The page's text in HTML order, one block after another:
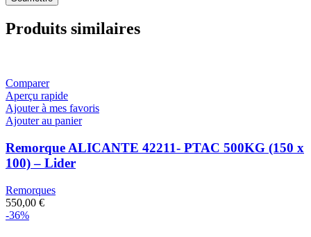
Produits similaires
Comparer
Aperçu rapide
Ajouter à mes favoris
Ajouter au panier
Remorque ALICANTE 42211- PTAC 500KG (150 x
100) – Lider
Remorques
550,00 €
-36%